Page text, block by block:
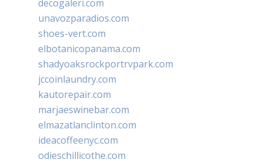
decogaleri.com
unavozparadios.com
shoes-vert.com
elbotanicopanama.com
shadyoaksrockportrvpark.com
jccoinlaundry.com
kautorepair.com
marjaeswinebar.com
elmazatlanclinton.com
ideacoffeenyc.com
odieschillicothe.com